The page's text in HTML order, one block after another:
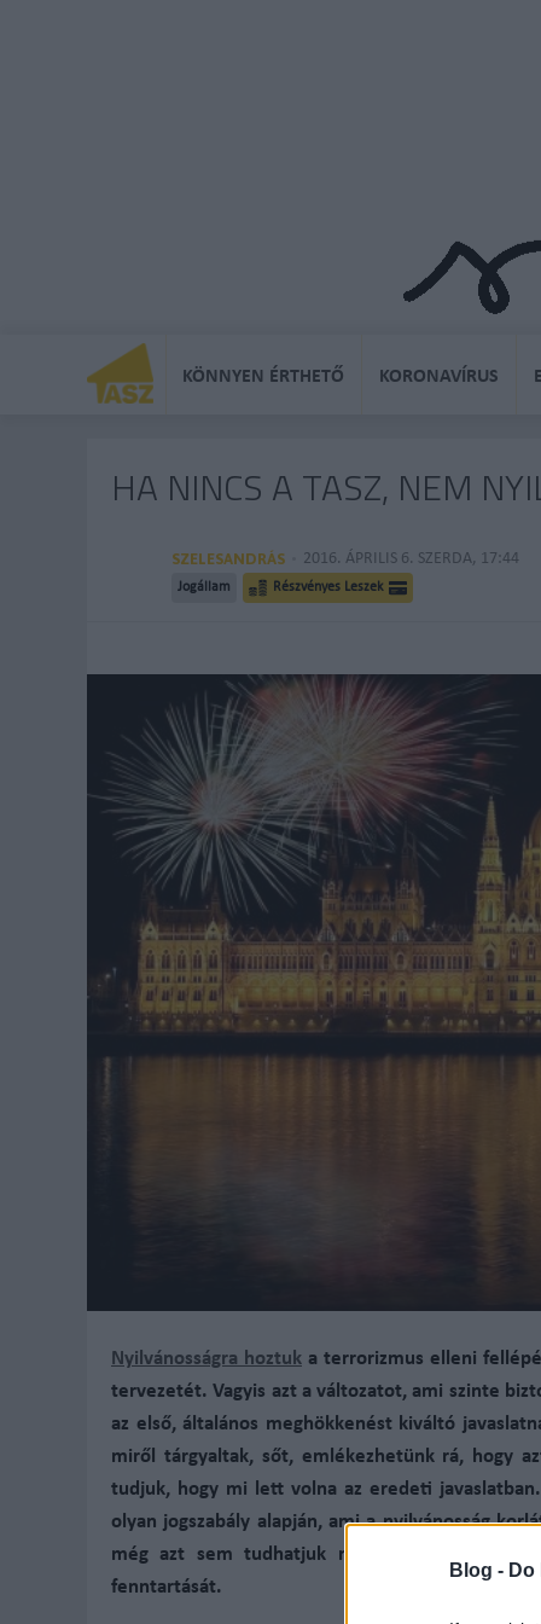
Blog -
KÖNNYEN ÉRTHETŐ KORONAVÍRUS
HA NINCS A TASZ, NEM
SZELESANDRÁS 2016. ÁPRILIS 6. SZERDA, 17:44
Jogállam Részvényes Leszek
Nyilvánosságra hoztuk a terrorizmus elleni
tervezetét. Vagyis azt a változatot, ami szinte
az első, általános meghökkenést kiváltó
miről tárgyaltak, sőt, emlékezhetünk rá, hogy
tudjuk, hogy mi lett volna az eredeti
olyan jogszabály alapján, ami a nyilvánosság
még azt sem tudhatjuk meg a k
fenntartását.